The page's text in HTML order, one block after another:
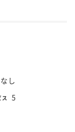
し
ス 5